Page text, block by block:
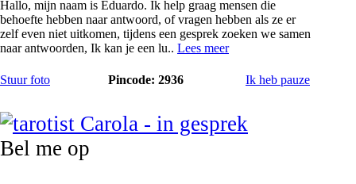
Hallo, mijn naam is Eduardo. Ik help graag mensen die
behoefte hebben naar antwoord, of vragen hebben als ze er
zelf even niet uitkomen, tijdens een gesprek zoeken we samen
naar antwoorden, Ik kan je een lu.. Lees meer
Stuur foto Pincode: 2936 Ik heb pauze
Bel me op